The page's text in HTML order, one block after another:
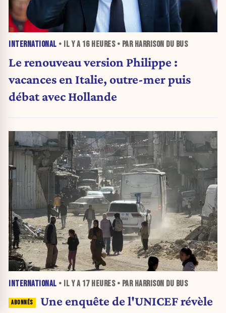
INTERNATIONAL • IL Y A 16 HEURES• PAR HARRISON DU BUS
Le renouveau version Philippe :
vacances en Italie, outre-mer puis
débat avec Hollande
INTERNATIONAL • IL Y A 17 HEURES• PAR HARRISON DU BUS
Une enquête de l'UNICEF révèle